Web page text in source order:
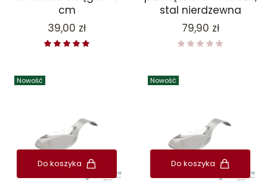
cm
Cena
39,00 zł
stal nierdzewna
Cena
79,90 zł
Nowość
Do koszyka
Nowość
Do koszyka